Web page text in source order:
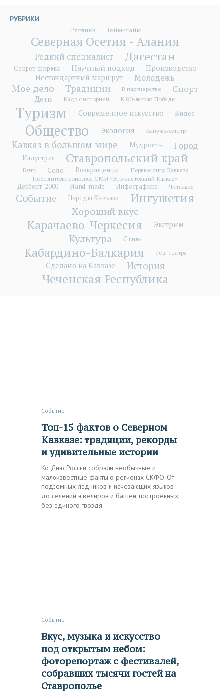
РУБРИКИ
Реплика
Гейм-тайм
Северная Осетия - Алания
Редкий специалист Дагестан
Секрет фирмы Научный подход
Производство
Нестандартный маршрут
Молодежь
Мое дело Традиции В партнерстве Спорт
Дети Кадр с историей К 80-летию Победы
Туризм Современное искусство Видео
Общество Экология Капучинометр
Кавказ в большом мире Мудрость Город
Индустрия Ставропольский край
Блиц Село Возвращенцы
Первые лица Кавказа
Победители конкурса СМИ «Это настоящий Кавказ»
Дербент-2000 Hand-made Инфографика Читальня
Событие Народы Кавказа Ингушетия
Хороший вкус
Карачаево-Черкесия Экстрим
Культура Стиль
Кабардино-Балкария Год театра
Сделано на Кавказе История
Чеченская Республика
Событие
Топ-15 фактов о Северном
Кавказе: традиции, рекорды
и удивительные истории
Ко Дню России собрали необычные и
малоизвестные факты о регионах СКФО. От
подземных ледников и исчезающих языков
до селений ювелиров и башен, построенных
без единого гвоздя
Событие
Вкус, музыка и искусство
под открытым небом:
фоторепортаж с фестивалей,
собравших тысячи гостей на
Ставрополье